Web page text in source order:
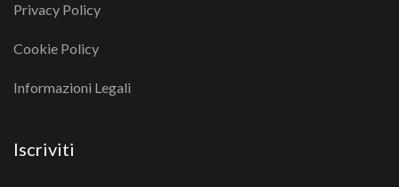
Privacy Policy
Cookie Policy
Informazioni Legali
Iscriviti